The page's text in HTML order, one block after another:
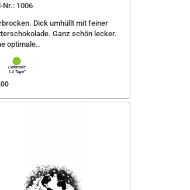
Nr.: 1006
Dick umhüllt mit feiner
Ganz schön lecker.
optimale..